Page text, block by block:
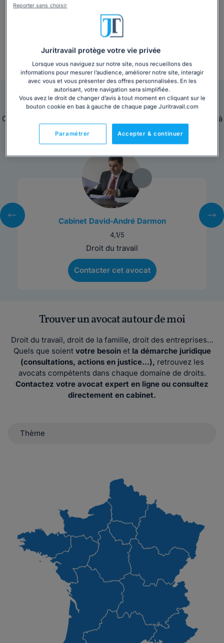
+ 3 000 consultations par mois
Nos avocats sont en ligne pour vous répondre
Ces avocats sont disponibles immédiatement pour répondre à
toutes vos questions juridiques.
Cabinet David-André Darmon
4,1/5
Droit du travail
Contacter cet avocat
Trouver un avocat autour de moi
Droit du travail, droit de la famille, droit des entreprises…
Quels que soient votre besoinet la démarche juridique
(consultations, actions en justice…), retrouvez les
avocats compétents dans chaque domaine de droits.
Contactez votre avocat expert en ligne ou consultez
directement en cabinet.
Thème
Juritravail protège votre vie privée
Lorsque vous naviguez sur notre site, nous recueillons des
informations pour mesurer l’audience, améliorer notre site, interagir
avec vous et vous présenter des offres personnalisées. En les
autorisant, votre navigation sera simplifiée.
Vous avez le droit de changer d’avis à tout moment en cliquant sur le
bouton cookie en bas à gauche de chaque page Juritravail.com
Accepter & continuer
Paramétrer
Reporter sans choisir